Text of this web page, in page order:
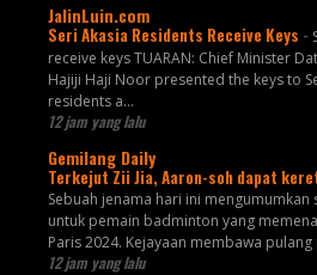
JalinLuin.com
Seri Akasia Residents Receive Keys -
receive keys TUARAN: Chief Minister
Hajiji Haji Noor presented the keys to
residents a...
12 jam yang lalu
Gemilang Daily
Terkejut Zii Jia, Aaron-soh dapat
Sebuah jenama hari ini mengumumkan
untuk pemain badminton yang
Paris 2024. Kejayaan membawa pulang
12 jam yang lalu